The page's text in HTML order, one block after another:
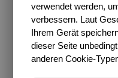
Apropos
verwendet werden,
verbessern. Laut
Ihrem Gerät
dieser Seite
anderen Cookie-